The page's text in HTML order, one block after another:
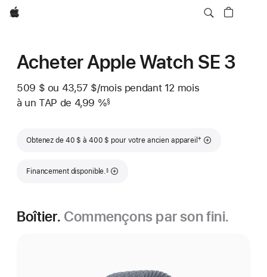
Apple
Acheter Apple Watch SE 3
509 $ ou 43,57 $/mois par mois
pendant 12 mois
à un TAP de 4,99 %§
Obtenez de 40 $ à 400 $ pour votre ancien appareil Note de bas de page
†
Financement disponible.
Note de bas de page
§
Boîtier. Commençons par son fini.